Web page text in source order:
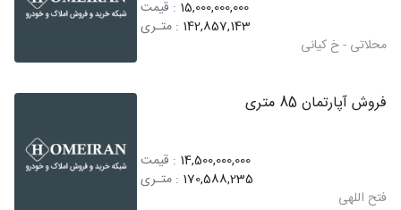
15,000,000,000 : قیمت
142,857,143 : متـری
محلاتی - خ کیانی
فروش آپارتمان 85 متری
14,500,000,000 : قیمت
170,588,235 : متـری
فتح اللهی